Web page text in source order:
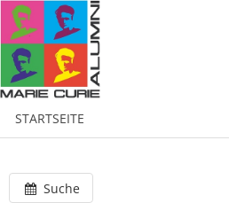
STARTSEITE
Suche